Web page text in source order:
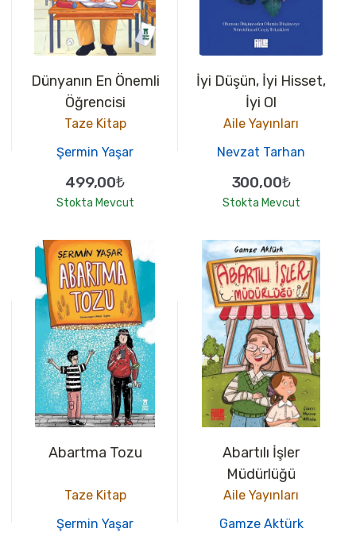
Dünyanın En Önemli
Öğrencisi
Taze Kitap
Şermin Yaşar
499,00₺
Stokta Mevcut
İyi Düşün, İyi Hisset,
İyi Ol
Aile Yayınları
Nevzat Tarhan
300,00₺
Stokta Mevcut
100
Abartma Tozu
Taze Kitap
Şermin Yaşar
100
Abartılı İşler
Müdürlüğü
Aile Yayınları
Gamze Aktürk